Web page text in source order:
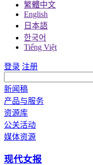
繁體中文
English
日本語
한국어
Tiếng Việt
登录 注册
新闻稿
产品与服务
资源库
公关活动
媒体资源
现代女报